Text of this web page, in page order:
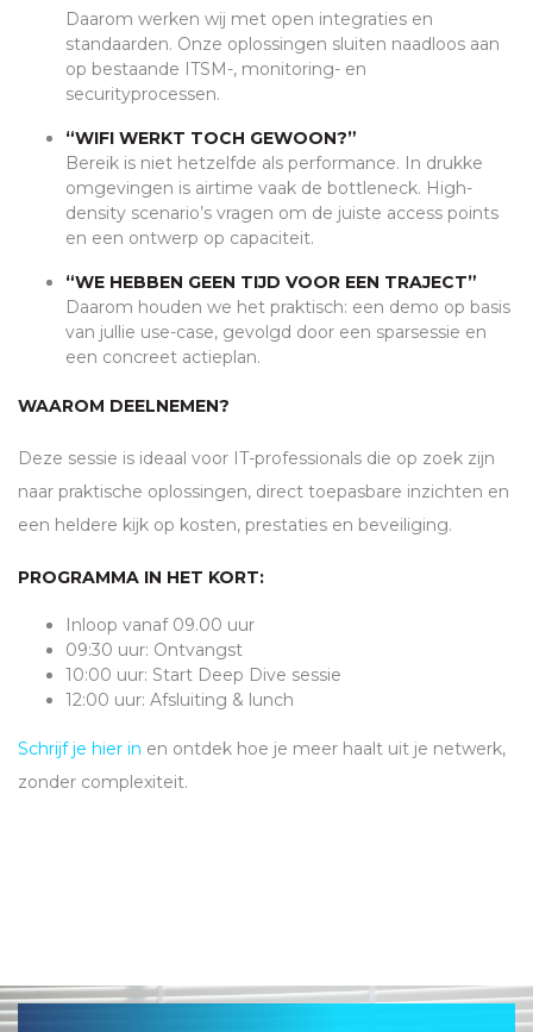
Daarom werken wij met open integraties en
standaarden. Onze oplossingen sluiten naadloos aan
op bestaande ITSM-, monitoring- en
securityprocessen.
“WIFI WERKT TOCH GEWOON?”
Bereik is niet hetzelfde als performance. In drukke
omgevingen is airtime vaak de bottleneck. High-
density scenario’s vragen om de juiste access points
en een ontwerp op capaciteit.
“WE HEBBEN GEEN TIJD VOOR EEN TRAJECT”
Daarom houden we het praktisch: een demo op basis
van jullie use-case, gevolgd door een sparsessie en
een concreet actieplan.
WAAROM DEELNEMEN?
Deze sessie is ideaal voor IT-professionals die op zoek zijn
naar praktische oplossingen, direct toepasbare inzichten en
een heldere kijk op kosten, prestaties en beveiliging.
PROGRAMMA IN HET KORT:
Inloop vanaf 09.00 uur
09:30 uur: Ontvangst
10:00 uur: Start Deep Dive sessie
12:00 uur: Afsluiting & lunch
Schrijf je hier in en ontdek hoe je meer haalt uit je netwerk,
zonder complexiteit.